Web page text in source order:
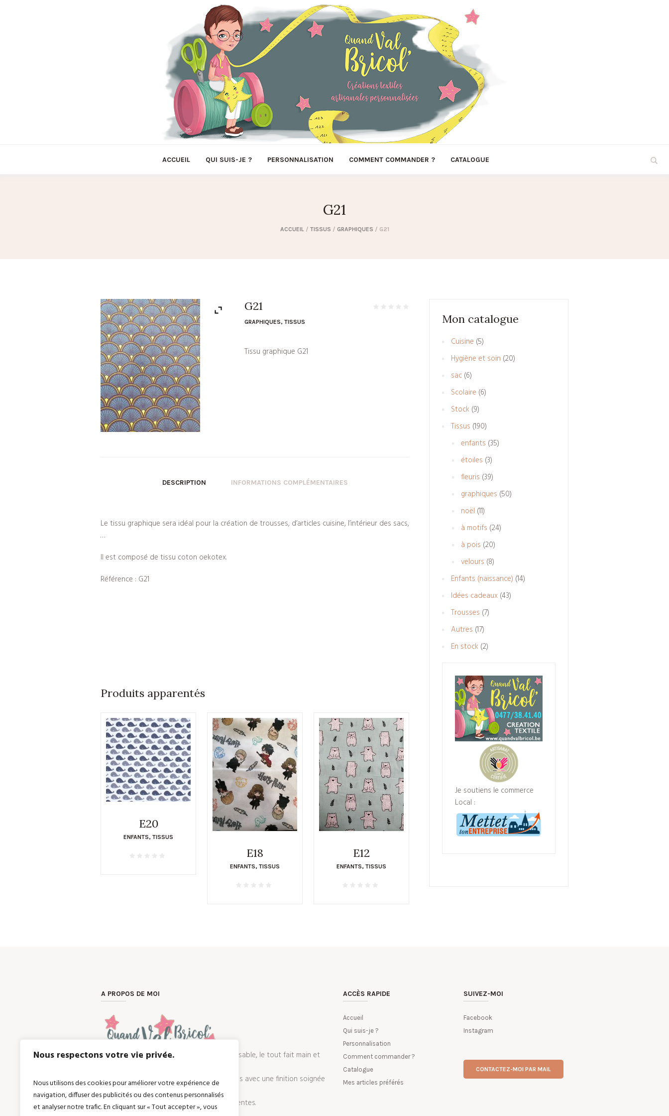
Nous respectons votre vie privée.
Nous utilisons des cookies pour améliorer votre expérience de
navigation, diffuser des publicités ou des contenus personnalisés
et analyser notre trafic. En cliquant sur « Tout accepter », vous
ACCUEIL QUI SUIS-JE ? PERSONNALISATION COMMENT COMMANDER ? CATALOGUE
G21
ACCUEIL / TISSUS / GRAPHIQUES / G21
G21
GRAPHIQUES,TISSUS
Tissu graphique G21
DESCRIPTION INFORMATIONS COMPLÉMENTAIRES
Le tissu graphique sera idéal pour la création de trousses, d’articles cuisine, l’intérieur des sacs,
…
Il est composé de tissu coton oekotex.
Référence : G21
Produits apparentés
E20
ENFANTS,TISSUS
E18
ENFANTS,TISSUS
E12
ENFANTS, TISSUS
Mon catalogue
Cuisine 55
produits
Hygiène et soin 2020
sac 66
produits
Scolaire 66
Stock 99
produits
Tissus 190190
produits
enfants 3535
étoiles 33
produits
fleuris 3939
produits
graphiques 5050
noël 1111
produits
à motifs 2424
à pois 2020
produits
velours 88
produits
Enfants (naissance) 1414
Idées cadeaux 4343
Trousses 77
Autres 1717
produits
En stock 22
Je soutiens le commerce
Local :
A PROPOS DE MOI
Une envie, un cadeau unique et personnalisable, le tout fait main et
Vous êtes à la recherche d’articles en tissus avec une finition soignée
?
Quand Val Bricol’ peut répondre à vos attentes.
ACCÈS RAPIDE
Accueil
Qui suis-je ?
Personnalisation
Comment commander ?
Catalogue
Mes articles préférés
SUIVEZ-MOI
Facebook
Instagram
CONTACTEZ-MOI PAR MAIL